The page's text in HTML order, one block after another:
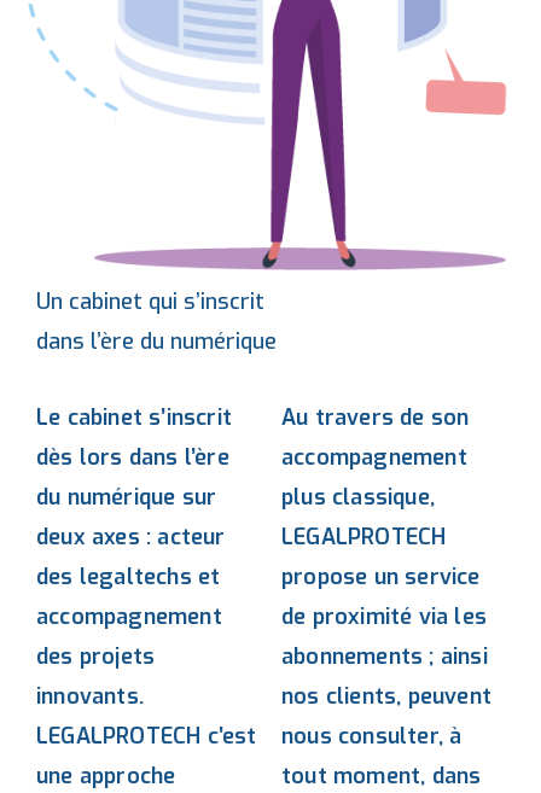
Un cabinet qui s’inscrit
dans l’ère du numérique
Le cabinet s’inscrit
dès lors dans l’ère
du numérique sur
deux axes : acteur
des legaltechs et
accompagnement
des projets
innovants.
LEGALPROTECH c’est
une approche
Au travers de son
accompagnement
plus classique,
LEGALPROTECH
propose un service
de proximité via les
abonnements ; ainsi
nos clients, peuvent
nous consulter, à
tout moment, dans